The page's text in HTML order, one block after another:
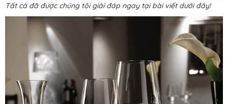
Tất cả đã được chúng tôi giải đáp ngay tại bài viết dưới đây!